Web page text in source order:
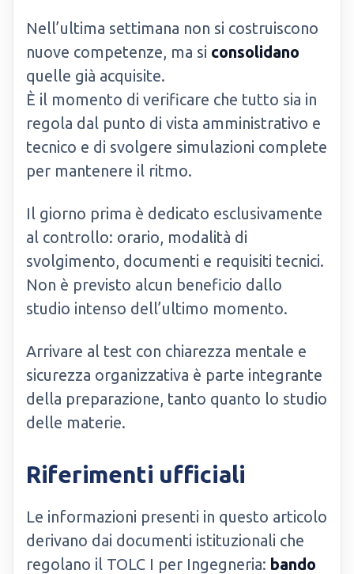
Nell’ultima settimana non si costruiscono
nuove competenze, ma si consolidano
quelle già acquisite.
È il momento di verificare che tutto sia in
regola dal punto di vista amministrativo e
tecnico e di svolgere simulazioni complete
per mantenere il ritmo.
Il giorno prima è dedicato esclusivamente
al controllo: orario, modalità di
svolgimento, documenti e requisiti tecnici.
Non è previsto alcun beneficio dallo
studio intenso dell’ultimo momento.
Arrivare al test con chiarezza mentale e
sicurezza organizzativa è parte integrante
della preparazione, tanto quanto lo studio
delle materie.
Riferimenti ufficiali
Le informazioni presenti in questo articolo
derivano dai documenti istituzionali che
regolano il TOLC I per Ingegneria: bando